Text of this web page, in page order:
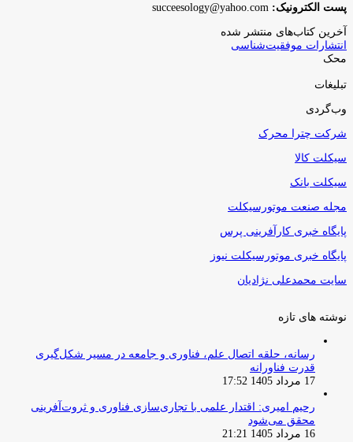
پست الکترونیک:
آخرین کتاب‌های منتشر شده
انتشارات موفقیت‌شناسی
محک
تبلیغات
وب‌گردی
شرکت چترا محرک
سیکلت کالا
سیکلت بانک
مجله صنعت موتورسیکلت
پایگاه خبری کارآفرینی پرس
پایگاه خبری موتورسیکلت نیوز
سایت محمدعلی نژادیان
نوشته های تازه
رسانه، حلقه اتصال علم، فناوری و جامعه در مسیر شکل‌گیری
قدرت فناورانه
17 مرداد 1405 17:52
رحیم امیری: اقتدار علمی با تجاری‌سازی فناوری و ثروت‌آفرینی
محقق می‌شود
16 مرداد 1405 21:21